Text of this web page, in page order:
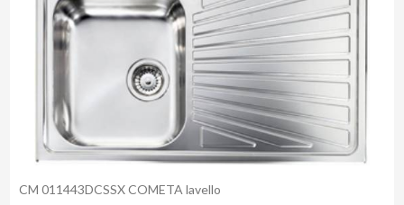
CM 011443DCSSX COMETA lavello